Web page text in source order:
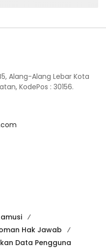
Alang-Alang Lebar Kota
KodePos : 30156.
Hak Jawab
Data Pengguna